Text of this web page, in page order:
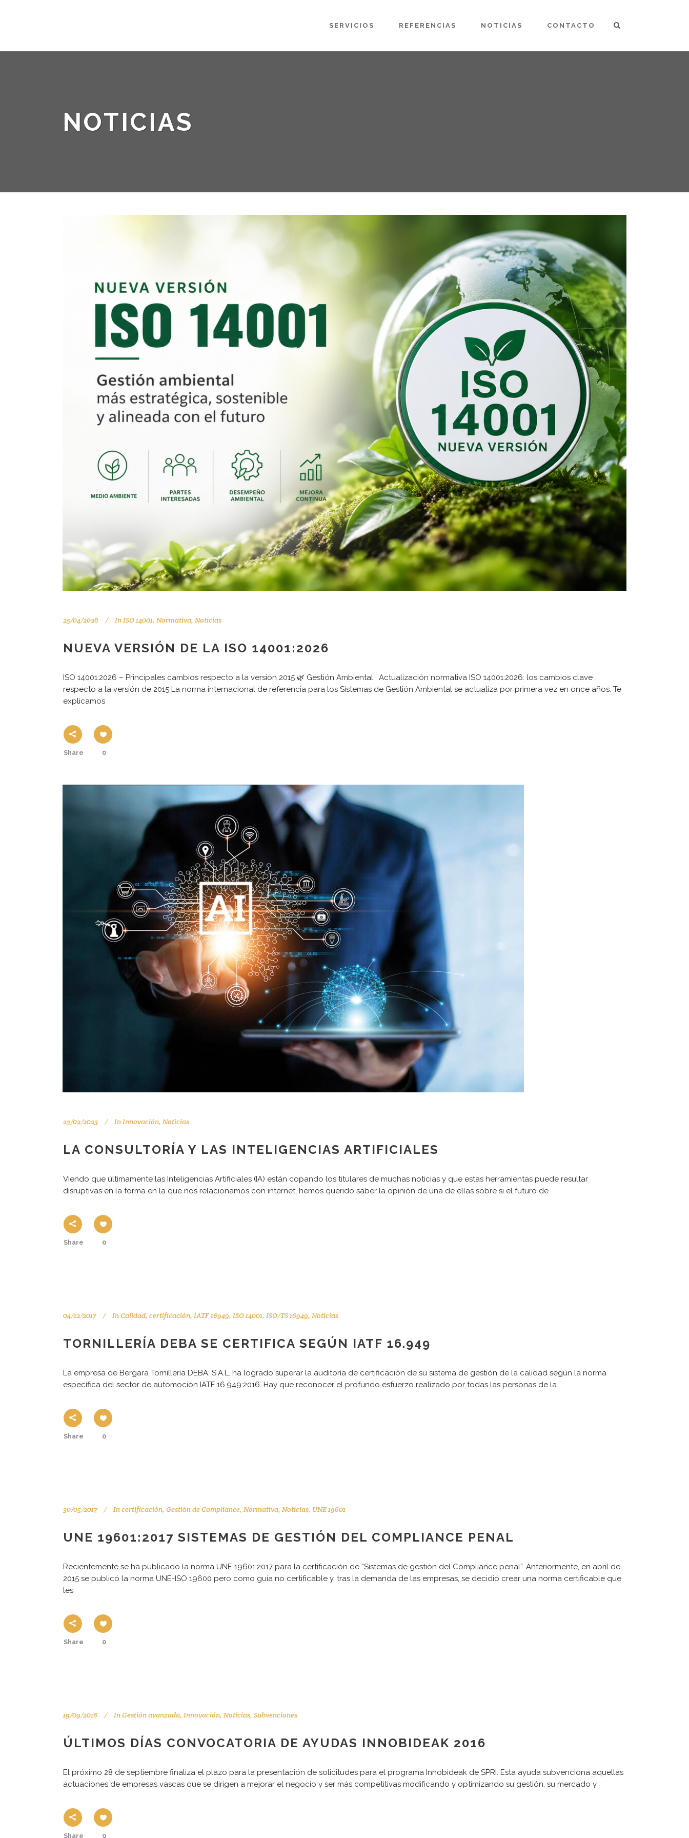
SERVICIOS REFERENCIAS NOTICIAS CONTACTO
NOTICIAS
25/04/2026 InISO 14001, Normativa, Noticias
NUEVA VERSIÓN DE LA ISO 14001:2026
ISO 14001:2026 – Principales cambios respecto a la versión 2015 🌿 Gestión Ambiental · Actualización normativa ISO 14001:2026: los cambios clave
respecto a la versión de 2015 La norma internacional de referencia para los Sistemas de Gestión Ambiental se actualiza por primera vez en once años. Te
explicamos
Share 0
23/02/2023 InInnovación, Noticias
LA CONSULTORÍA Y LAS INTELIGENCIAS ARTIFICIALES
Viendo que últimamente las Inteligencias Artificiales (IA) están copando los titulares de muchas noticias y que estas herramientas puede resultar
disruptivas en la forma en la que nos relacionamos con internet, hemos querido saber la opinión de una de ellas sobre si el futuro de
Share 0
04/12/2017 InCalidad, certificación, IATF 16949, ISO 14001, ISO/TS 16949, Noticias
TORNILLERÍA DEBA SE CERTIFICA SEGÚN IATF 16.949
La empresa de Bergara Tornillería DEBA, S.A.L. ha logrado superar la auditoría de certificación de su sistema de gestión de la calidad según la norma
específica del sector de automoción IATF 16.949:2016. Hay que reconocer el profundo esfuerzo realizado por todas las personas de la
Share 0
30/05/2017 Incertificación, Gestión de Compliance, Normativa, Noticias, UNE 19601
UNE 19601:2017 SISTEMAS DE GESTIÓN DEL COMPLIANCE PENAL
Recientemente se ha publicado la norma UNE 19601:2017 para la certificación de “Sistemas de gestión del Compliance penal”. Anteriormente, en abril de
2015 se publicó la norma UNE-ISO 19600 pero como guía no certificable y, tras la demanda de las empresas, se decidió crear una norma certificable que
les
Share 0
19/09/2016 InGestión avanzada, Innovación, Noticias, Subvenciones
ÚLTIMOS DÍAS CONVOCATORIA DE AYUDAS INNOBIDEAK 2016
El próximo 28 de septiembre finaliza el plazo para la presentación de solicitudes para el programa Innobideak de SPRI. Esta ayuda subvenciona aquellas
actuaciones de empresas vascas que se dirigen a mejorar el negocio y ser más competitivas modificando y optimizando su gestión, su mercado y
Share 0